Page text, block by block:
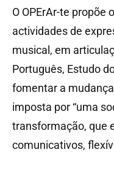
O OPErAr-te propõe
actividades de
musical, em
Português, Estudo
fomentar a
imposta por “uma
transformação, que
comunicativos,